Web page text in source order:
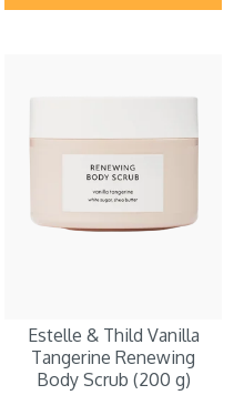
Estelle & Thild Vanilla
Tangerine Renewing
Body Scrub (200 g)